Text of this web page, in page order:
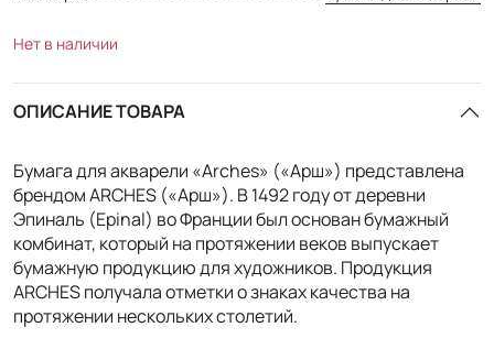
Нет в наличии
ОПИСАНИЕ ТОВАРА
Бумага для акварели «Arches» («Арш») представлена
брендом ARCHES («Арш»). В 1492 году от деревни
Эпиналь (Epinal) во Франции был основан бумажный
комбинат, который на протяжении веков выпускает
бумажную продукцию для художников. Продукция
ARCHES получала отметки о знаках качества на
протяжении нескольких столетий.